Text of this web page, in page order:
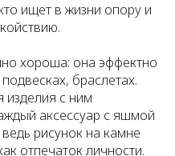
ищет в жизни опору и
хороша: она эффектно
браслетах.
изделия с ним
аксессуар с яшмой
рисунок на камне
отпечаток личности.